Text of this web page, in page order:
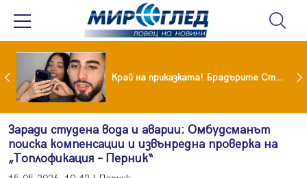
Коцето удари джакпота! Държавата му плаща 95 000 евро Край на приказката! Брадърите Стефан и Сияна се разделиха с гръм и трясък
Заради студена вода и аварии: Омбудсманът
поиска компенсации и извънредна проверка на
„Топлофикация – Перник“